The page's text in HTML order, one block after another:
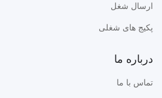
ارسال شغل
پکیج های شغلی
درباره ما
تماس با ما